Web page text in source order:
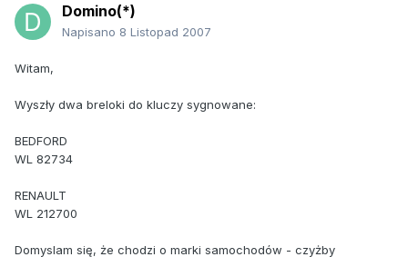
Domino(*)
Napisano 8 Listopad 2007
Witam,
Wyszły dwa breloki do kluczy sygnowane:
BEDFORD
WL 82734
RENAULT
WL 212700
Domyslam się, że chodzi o marki samochodów - czyżby